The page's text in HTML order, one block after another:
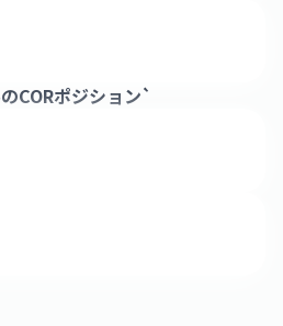
のCORポジション`